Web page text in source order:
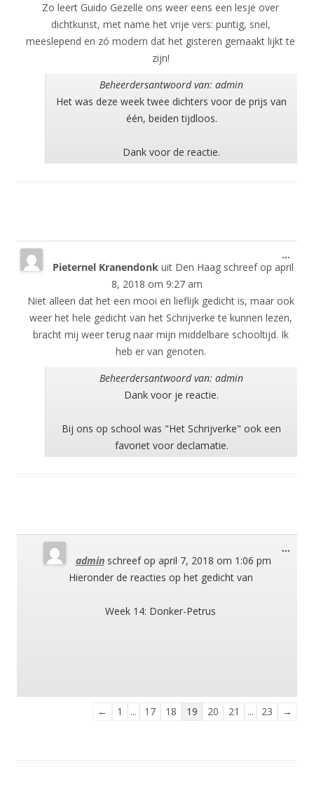
Zo leert Guido Gezelle ons weer eens een lesje over
dichtkunst, met name het vrije vers: puntig, snel,
meeslepend en zó modern dat het gisteren gemaakt lijkt te
zijn!
Beheerdersantwoord van: admin
Het was deze week twee dichters voor de prijs van
één, beiden tijdloos.
Dank voor de reactie.
Pieternel Kranendonk uit Den Haag schreef op april
8, 2018 om 9:27 am
Niet alleen dat het een mooi en lieflijk gedicht is, maar ook
weer het hele gedicht van het Schrijverke te kunnen lezen,
bracht mij weer terug naar mijn middelbare schooltijd. Ik
heb er van genoten.
Beheerdersantwoord van: admin
Dank voor je reactie.
Bij ons op school was "Het Schrijverke" ook een
favoriet voor declamatie.
...
deze
admin schreef op april 7, 2018 om 1:06 pm
Hieronder de reacties op het gedicht van
Week 14: Donker-Petrus
...
Navigatie
← 1 ... 17 18 19 20 21 ... 23 →